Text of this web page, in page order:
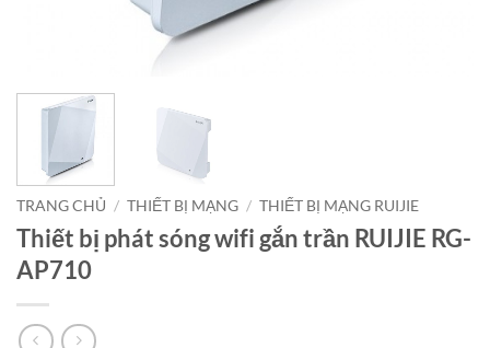
TRANG CHỦ / THIẾT BỊ MẠNG / THIẾT BỊ MẠNG RUIJIE
Thiết bị phát sóng wifi gắn trần RUIJIE RG-
AP710